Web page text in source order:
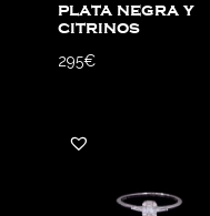
plata negra y
citrinos
295€